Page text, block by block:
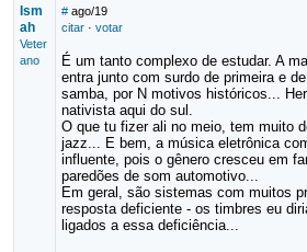
Ism
ah
Veter
ano
# ago/19
citar· votar
É um tanto complexo de estudar. A
entra junto com surdo de primeira e
samba, por N motivos históricos...
nativista aqui do sul.
O que tu fizer ali no meio, tem muito
jazz... E bem, a música eletrônica
influente, pois o gênero cresceu em
paredões de som automotivo...
Em geral, são sistemas com muitos
resposta deficiente - os timbres eu
ligados a essa deficiência...